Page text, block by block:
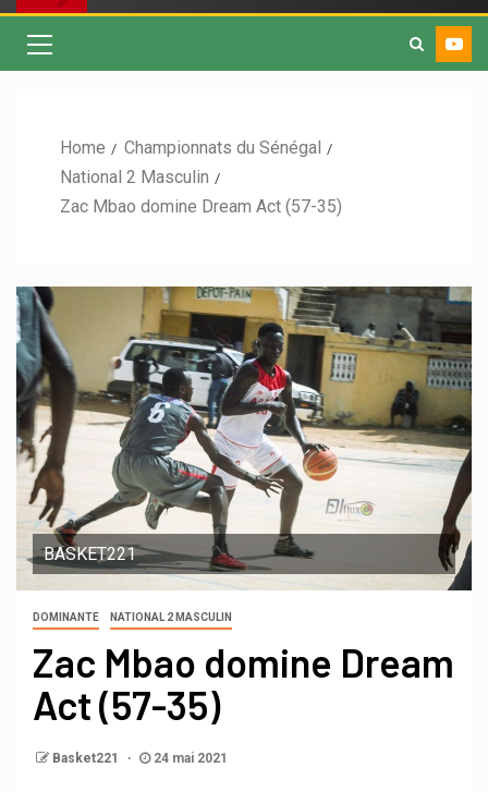
Home
Championnats du Sénégal
National 2 Masculin
Zac Mbao domine Dream Act (57-35)
BASKET221
DOMINANTE NATIONAL 2 MASCULIN
Zac Mbao domine Dream
Act (57-35)
Basket221 24 mai 2021